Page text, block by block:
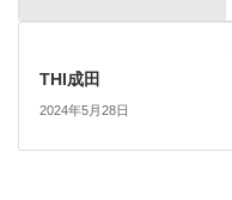
THI成田
2024年5月28日